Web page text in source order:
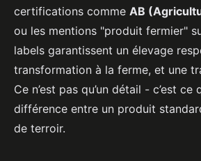
certifications comme AB
ou les mentions "produit fermier"
labels garantissent un élevage
transformation à la ferme, et une
Ce n’est pas qu’un détail - c’est ce
différence entre un produit
de terroir.